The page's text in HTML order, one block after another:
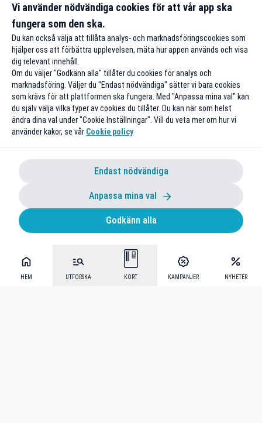
HEM UTFORSKA KORT KAMPANJER NYHETER
längre.
Vi använder nödvändiga cookies för att vår app ska
fungera som den ska.
Du kan också välja att tillåta analys- och marknadsföringscookies som
hjälper oss att förbättra upplevelsen, mäta hur appen används och visa
dig relevant innehåll.
Om du väljer "Godkänn alla" tillåter du cookies för analys och
marknadsföring. Väljer du "Endast nödvändiga" sätter vi bara cookies
som krävs för att plattformen ska fungera. Med "Anpassa mina val" kan
du själv välja vilka typer av cookies du tillåter. Du kan när som helst
ändra dina val under "Cookie Inställningar". Vill du veta mer om hur vi
använder kakor, se vår Cookie policy
Endast nödvändiga
Anpassa mina val
Godkänn alla